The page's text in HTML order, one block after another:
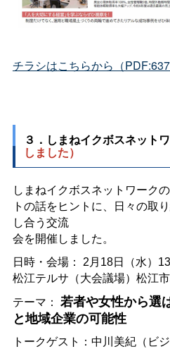
チラシはこちらから（
３．しまねイクボスネット
しました）
しまねイクボスネットワーク
トの話をヒントに、日々の取
し合う交流
会を開催しました。
日時・会場：
2月18日（水）
松江テルサ（大会議場）松江
テーマ：
若者や女性から選
と地域企業の可能性
トークゲスト：中川美紀（ビ